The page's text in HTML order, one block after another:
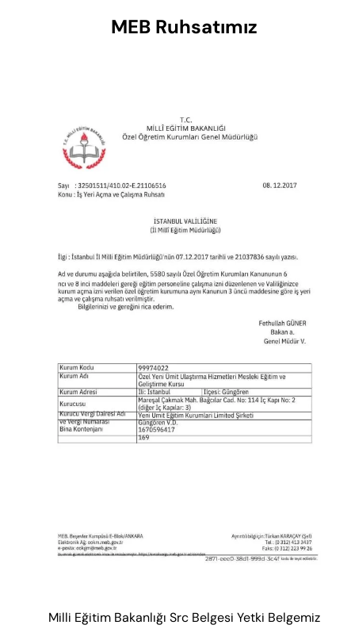
MEB Ruhsatımız
Milli Eğitim Bakanlığı Src Belgesi Yetki Belgemiz